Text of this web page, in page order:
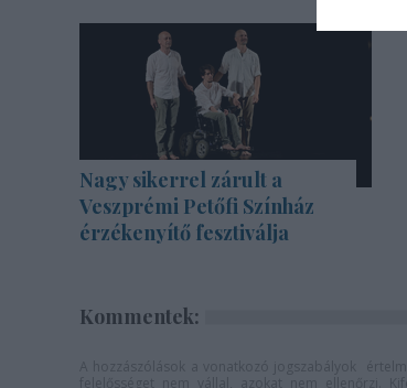
Nagy sikerrel zárult a
Veszprémi Petőfi Színház
érzékenyítő fesztiválja
Kommentek: